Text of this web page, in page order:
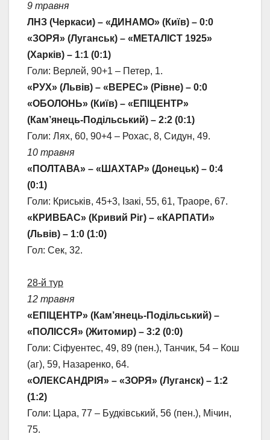
9 травня
ЛНЗ (Черкаси) – «ДИНАМО» (Київ) – 0:0
«ЗОРЯ» (Луганськ) – «МЕТАЛІСТ 1925»
(Харків) – 1:1 (0:1)
Голи: Верлей, 90+1 – Петер, 1.
«РУХ» (Львів) – «ВЕРЕС» (Рівне) – 0:0
«ОБОЛОНЬ» (Київ) – «ЕПІЦЕНТР»
(Кам’янець-Подільський) – 2:2 (0:1)
Голи: Лях, 60, 90+4 – Рохас, 8, Сидун, 49.
10 травня
«ПОЛТАВА» – «ШАХТАР» (Донецьк) – 0:4
(0:1)
Голи: Криськів, 45+3, Ізакі, 55, 61, Траоре, 67.
«КРИВБАС» (Кривий Ріг) – «КАРПАТИ»
(Львів) – 1:0 (1:0)
Гол: Сек, 32.
28-й тур
12 травня
«ЕПІЦЕНТР» (Кам’янець-Подільський) –
«ПОЛІССЯ» (Житомир) – 3:2 (0:0)
Голи: Сіфуентес, 49, 89 (пен.), Танчик, 54 – Кош
(аг), 59, Назаренко, 64.
«ОЛЕКСАНДРІЯ» – «ЗОРЯ» (Луганск) – 1:2
(1:2)
Голи: Цара, 77 – Будківський, 56 (пен.), Мічин,
75.